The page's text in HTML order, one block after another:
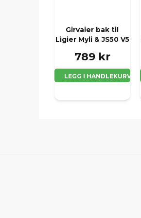
Girvaier bak til
Ligier Myli & JS50 V5
789 kr
LEGG I HANDLEKURV